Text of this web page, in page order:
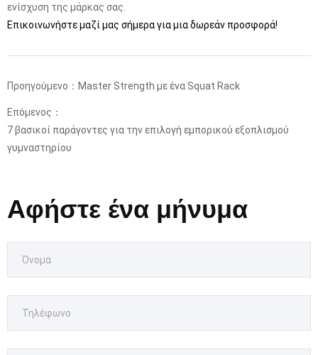
ενίσχυση της μάρκας σας.
Επικοινωνήστε μαζί μας σήμερα για μια δωρεάν προσφορά!
Προηγούμενο： Master Strength με ένα Squat Rack
Επόμενος：
7 βασικοί παράγοντες για την επιλογή εμπορικού εξοπλισμού
γυμναστηρίου
Αφήστε ένα μήνυμα